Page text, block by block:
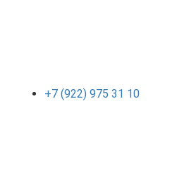
+7 (922) 975 31 10